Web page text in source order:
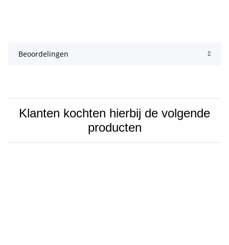
Beoordelingen
Klanten kochten hierbij de volgende
producten